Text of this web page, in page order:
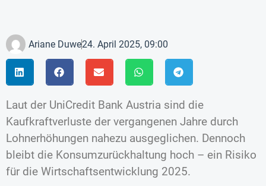
Ariane Duwe24. April 2025, 09:00
Laut der UniCredit Bank Austria sind die
Kaufkraftverluste der vergangenen Jahre durch
Lohnerhöhungen nahezu ausgeglichen. Dennoch
bleibt die Konsumzurückhaltung hoch – ein Risiko
für die Wirtschaftsentwicklung 2025.